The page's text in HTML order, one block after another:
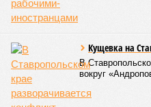
Кущевка на
В
вокруг